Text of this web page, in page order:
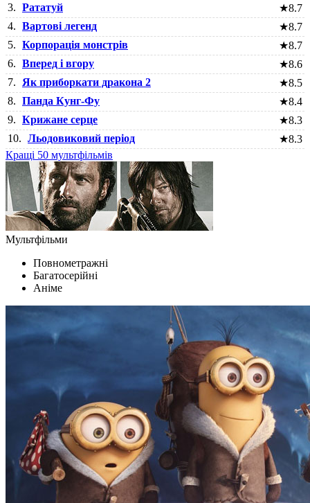
3. Рататуй ★8.7
4. Вартові легенд ★8.7
5. Корпорація монстрів ★8.7
6. Вперед і вгору ★8.6
7.
Як приборкати дракона 2 ★8.5
8. Панда Кунг-Фу ★8.4
9. Крижане серце ★8.3
10. Льодовиковий період ★8.3
Кращі 50 мультфільмів
Мультфільми
Повнометражні
Багатосерійні
Аніме